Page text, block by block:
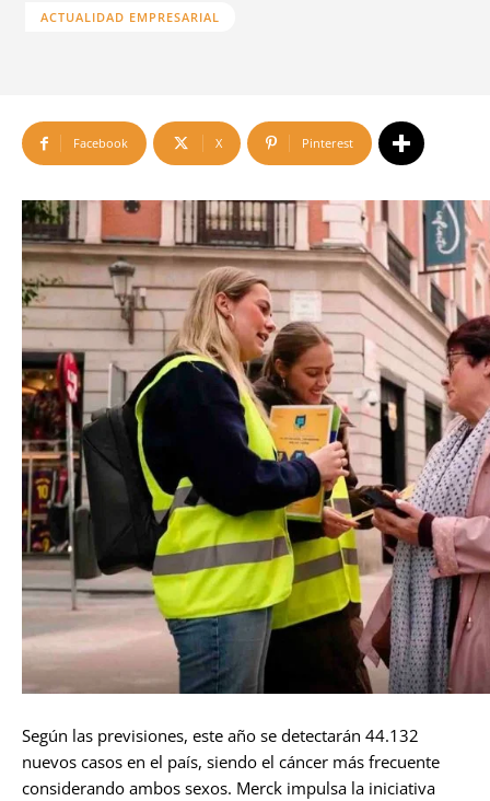
ACTUALIDAD EMPRESARIAL
Facebook X Pinterest
Según las previsiones, este año se detectarán 44.132
nuevos casos en el país, siendo el cáncer más frecuente
considerando ambos sexos. Merck impulsa la iniciativa